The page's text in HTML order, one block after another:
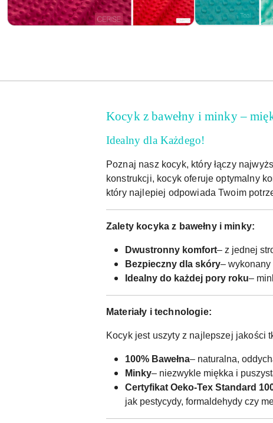
Kocyk z bawełny i minky –
Idealny dla Każdego!
Poznaj nasz kocyk, który łączy
konstrukcji, kocyk oferuje optymalny
który najlepiej odpowiada Twoim
Zalety kocyka z bawełny i minky:
Dwustronny komfort– z jednej
Bezpieczny dla skóry– wykonany
Idealny do każdej pory roku–
Materiały i technologie:
Kocyk jest uszyty z najlepszej jakości
100% Bawełna– naturalna,
Minky– niezwykle miękka i
Certyfikat Oeko-Tex Standard
jak pestycydy, formaldehydy czy